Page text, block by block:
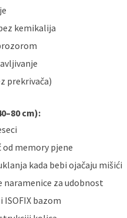
kemikalija
prekrivača)
cm):
memory pjene
kada bebi ojačaju mišići
naramenice za udobnost
bazom